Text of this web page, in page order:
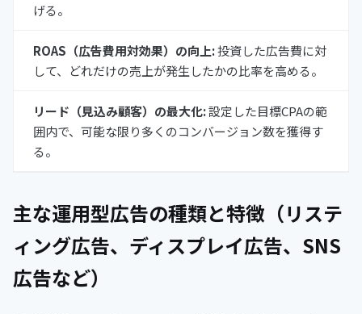
げる。
ROAS（広告費用対効果）の向上:投資した広告費に対
して、どれだけの売上が発生したかの比率を高める。
リード（見込み顧客）の最大化:設定した目標CPAの範
囲内で、可能な限り多くのコンバージョン数を獲得す
る。
主な運用型広告の種類と特徴（リステ
ィング広告、ディスプレイ広告、SNS
広告など）